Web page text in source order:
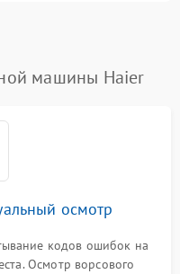
машины Haier
осмотр
кодов ошибок на
Осмотр ворсового